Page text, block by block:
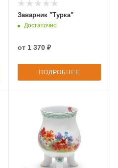
Заварник "Турка"
Достаточно
от 1 370 ₽
ПОДРОБНЕЕ